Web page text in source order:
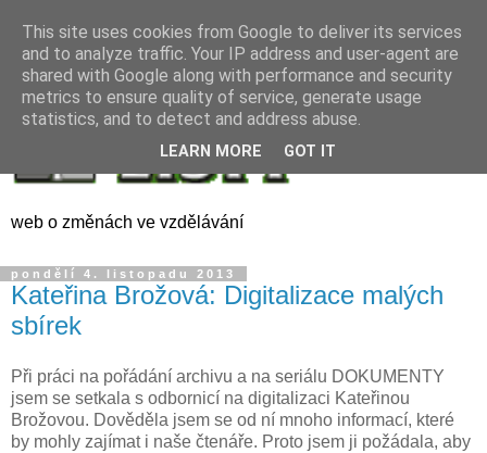
web o změnách ve vzdělávání
pondělí 4. listopadu 2013
Kateřina Brožová: Digitalizace malých
sbírek
Při práci na pořádání archivu a na seriálu DOKUMENTY
jsem se setkala s odbornicí na digitalizaci Kateřinou
Brožovou. Dověděla jsem se od ní mnoho informací, které
by mohly zajímat i naše čtenáře. Proto jsem ji požádala, aby
This site uses cookies from Google to deliver its services
and to analyze traffic. Your IP address and user-agent are
shared with Google along with performance and security
metrics to ensure quality of service, generate usage
statistics, and to detect and address abuse.
LEARN MORE GOT IT